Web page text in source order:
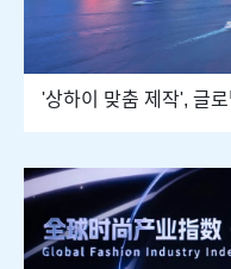
'상하이 맞춤 제작', 글